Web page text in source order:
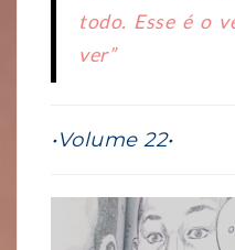
todo. Esse é o
ver”
•Volume 22•